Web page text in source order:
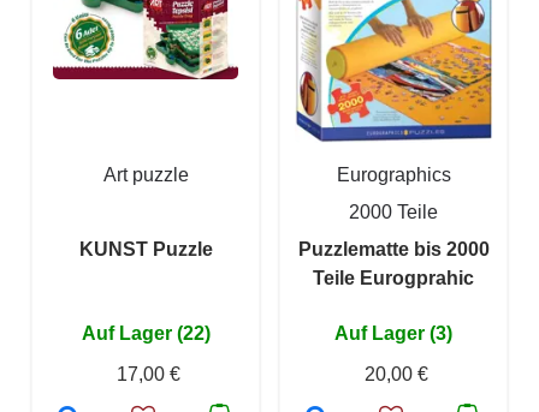
Art puzzle
KUNST Puzzle
Auf Lager (22)
17,00 €
Eurographics
2000 Teile
Puzzlematte bis 2000
Teile Eurogprahic
Auf Lager (3)
20,00 €